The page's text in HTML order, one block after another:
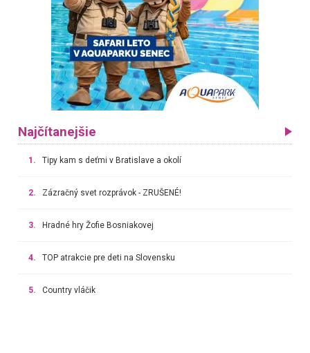
Najčítanejšie
1. Tipy kam s deťmi v Bratislave a okolí
2. Zázračný svet rozprávok - ZRUŠENÉ!
3. Hradné hry Žofie Bosniakovej
4. TOP atrakcie pre deti na Slovensku
5. Country vláčik